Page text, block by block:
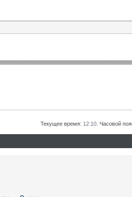
Текущее время: 12:10 . Часовой